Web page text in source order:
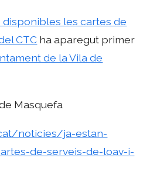
disponibles les cartes de
CTC ha aparegut primer
de la Vila de
Masquefa
noticies/ja-estan-
de-serveis-de-loav-i-